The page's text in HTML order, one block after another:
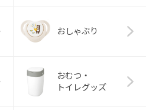
おしゃぶり
おむつ・
トイレグッズ